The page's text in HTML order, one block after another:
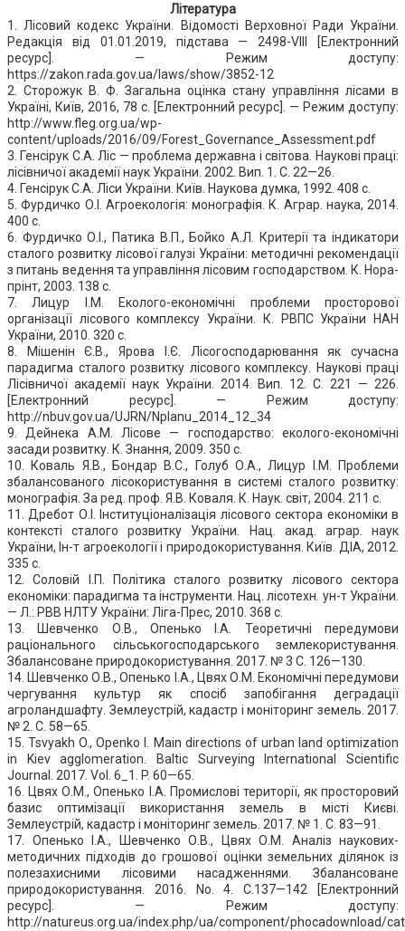
Література
1. Лісовий кодекс України. Відомості Верховної Ради України.
Редакція від 01.01.2019, підстава — 2498-VIII [Електронний
ресурс]. — Режим доступу:
https://zakon.rada.gov.ua/laws/show/3852-12
2. Сторожук В. Ф. Загальна оцінка стану управління лісами в
Україні, Київ, 2016, 78 c. [Електронний ресурс]. — Режим доступу:
http://www.fleg.org.ua/wp-
content/uploads/2016/09/Forest_Governance_Assessment.pdf
3. Генсірук С.А. Ліс — проблема державна і світова. Наукові праці:
лісівничої академії наук України. 2002. Вип. 1. С. 22—26.
4. Генсірук С.А. Ліси України. Київ. Наукова думка, 1992. 408 с.
5. Фурдичко О.І. Агроекологія: монографія. К. Аграр. наука, 2014.
400 с.
6. Фурдичко О.І., Патика В.П., Бойко А.Л. Критерії та індикатори
сталого розвитку лісової галузі України: методичні рекомендації
з питань ведення та управління лісовим господарством. К. Нора-
прінт, 2003. 138 с.
7. Лицур І.М. Еколого-економічні проблеми просторової
організації лісового комплексу України. К. РВПС України НАН
України, 2010. 320 с.
8. Мішенін Є.В., Ярова І.Є. Лісогосподарювання як сучасна
парадигма сталого розвитку лісового комплексу. Наукові праці
Лісівничої академії наук України. 2014. Вип. 12. С. 221 — 226.
[Електронний ресурс]. — Режим доступу:
http://nbuv.gov.ua/UJRN/Nplanu_2014_12_34
9. Дейнека А.М. Лісове — господарство: еколого-економічні
засади розвитку. К. Знання, 2009. 350 с.
10. Коваль Я.В., Бондар В.С., Голуб О.А., Лицур І.М. Проблеми
збалансованого лісокористування в системі сталого розвитку:
монографія. За ред. проф. Я.В. Коваля. К. Наук. світ, 2004. 211 с.
11. Дребот О.І. Інституціоналізація лісового сектора економіки в
контексті сталого розвитку України. Нац. акад. аграр. наук
України, Ін-т агроекології і природокористування. Київ. ДІА, 2012.
335 с.
12. Соловій І.П. Політика сталого розвитку лісового сектора
економіки: парадигма та інструменти. Нац. лісотехн. ун-т України.
— Л.: РВВ НЛТУ України: Ліга-Прес, 2010. 368 с.
13. Шевченко О.В., Опенько І.А. Теоретичні передумови
раціонального сільськогосподарського землекористування.
Збалансоване природокористування. 2017. № 3 С. 126—130.
14. Шевченко О.В., Опенько І.А., Цвях О.М. Економічні передумови
чергування культур як спосіб запобігання деградації
агроландшафту. Землеустрій, кадастр і моніторинг земель. 2017.
№ 2. С. 58—65.
15. Tsvyakh O., Openko І. Main directions of urban land optimization
in Kiev agglomeration. Baltic Surveying International Scientific
Journal. 2017. Vol. 6_1. P. 60—65.
16. Цвях О.М., Опенько І.А. Промислові території, як просторовий
базис оптимізації використання земель в місті Києві.
Землеустрій, кадастр і моніторинг земель. 2017. № 1. С. 83—91.
17. Опенько І.А., Шевченко О.В., Цвях О.М. Аналіз наукових-
методичних підходів до грошової оцінки земельних ділянок із
полезахисними лісовими насадженнями. Збалансоване
природокористування. 2016. No. 4. С.137—142 [Електронний
ресурс]. — Режим доступу:
http://natureus.org.ua/index.php/ua/component/phocadownload/